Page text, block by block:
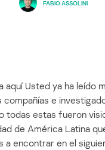
FABIO ASSOLINI
aquí Usted ya ha leído
compañías e
todas estas fueron
de América Latina
a encontrar en el